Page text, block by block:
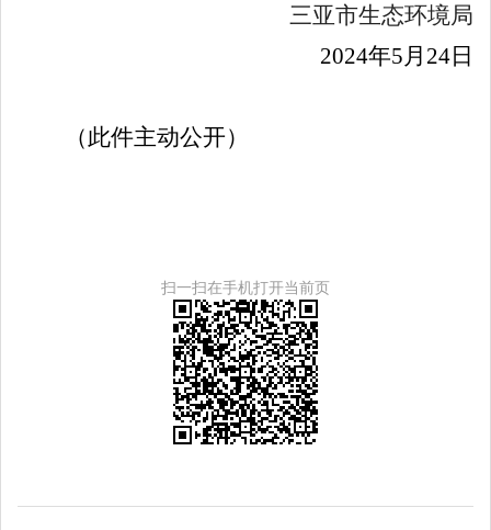
三亚市生态环境局
2024年5 月 24日
（此件主动公开）
扫一扫在手机打开当前页